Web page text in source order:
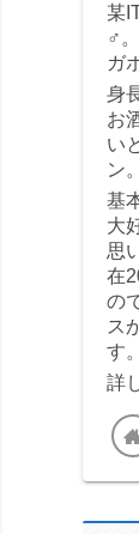
某
♂
ガ
身
お
い
ン
基
大
思
在
の
ス
す。
詳